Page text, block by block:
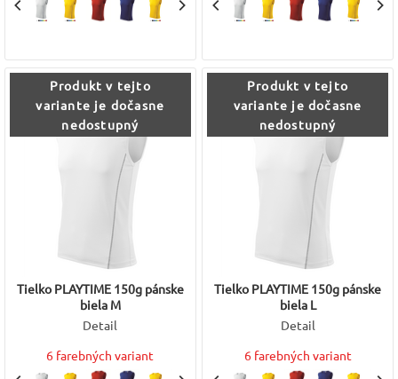
Produkt v tejto
variante je dočasne
nedostupný
Tielko PLAYTIME 150g pánske
biela M
Detail
6 farebných variant
Produkt v tejto
variante je dočasne
nedostupný
Tielko PLAYTIME 150g pánske
biela L
Detail
6 farebných variant